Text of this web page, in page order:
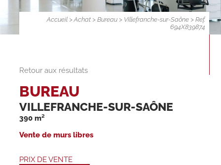
Accueil >Achat >Bureau > Villefranche-sur-Saône > Ref.
694X839874
Retour aux résultats
BUREAU
VILLEFRANCHE-SUR-SAÔNE
390 m²
Vente de murs libres
PRIX DE VENTE